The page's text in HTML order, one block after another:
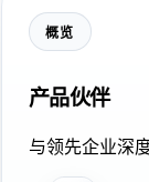
概览
产品伙伴
与领先企业深